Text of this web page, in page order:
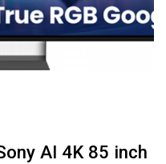
AI 4K 85 inch